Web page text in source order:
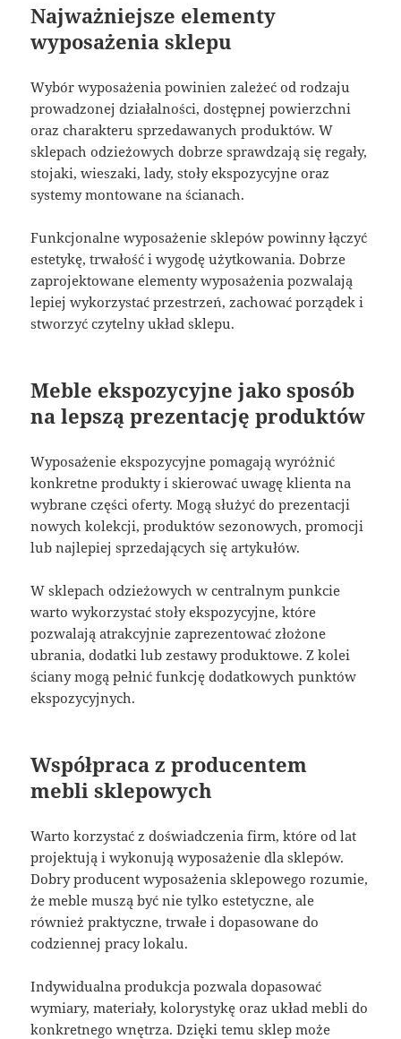
Najważniejsze elementy
wyposażenia sklepu
Wybór wyposażenia powinien zależeć od rodzaju
prowadzonej działalności, dostępnej powierzchni
oraz charakteru sprzedawanych produktów. W
sklepach odzieżowych dobrze sprawdzają się regały,
stojaki, wieszaki, lady, stoły ekspozycyjne oraz
systemy montowane na ścianach.
Funkcjonalne wyposażenie sklepów powinny łączyć
estetykę, trwałość i wygodę użytkowania. Dobrze
zaprojektowane elementy wyposażenia pozwalają
lepiej wykorzystać przestrzeń, zachować porządek i
stworzyć czytelny układ sklepu.
Meble ekspozycyjne jako sposób
na lepszą prezentację produktów
Wyposażenie ekspozycyjne pomagają wyróżnić
konkretne produkty i skierować uwagę klienta na
wybrane części oferty. Mogą służyć do prezentacji
nowych kolekcji, produktów sezonowych, promocji
lub najlepiej sprzedających się artykułów.
W sklepach odzieżowych w centralnym punkcie
warto wykorzystać stoły ekspozycyjne, które
pozwalają atrakcyjnie zaprezentować złożone
ubrania, dodatki lub zestawy produktowe. Z kolei
ściany mogą pełnić funkcję dodatkowych punktów
ekspozycyjnych.
Współpraca z producentem
mebli sklepowych
Warto korzystać z doświadczenia firm, które od lat
projektują i wykonują wyposażenie dla sklepów.
Dobry producent wyposażenia sklepowego rozumie,
że meble muszą być nie tylko estetyczne, ale
również praktyczne, trwałe i dopasowane do
codziennej pracy lokalu.
Indywidualna produkcja pozwala dopasować
wymiary, materiały, kolorystykę oraz układ mebli do
konkretnego wnętrza. Dzięki temu sklep może